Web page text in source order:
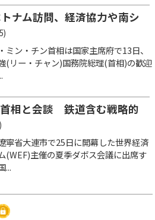
ナム訪問、経済協力や南シ
ミン・チン首相は国家主席府で13日、
(リー・チャン)国務院総理(首相)の歓迎
相と会談 鉄道含む戦略的
寧省大連市で25日に開幕した世界経済
(WEF)主催の夏季ダボス会議に出席す
...